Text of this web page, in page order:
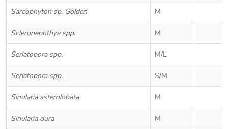
Sarcophyton sp. Golden M
Scleronephthya spp. M
Seriatopora spp. M/L
Seriatopora spp. S/M
Sinularia asterolobata M
Sinularia dura M